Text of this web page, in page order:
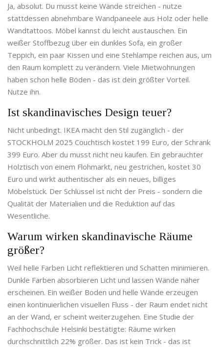
Ja, absolut. Du musst keine Wände streichen - nutze
stattdessen abnehmbare Wandpaneele aus Holz oder helle
Wandtattoos. Möbel kannst du leicht austauschen. Ein
weißer Stoffbezug über ein dunkles Sofa, ein großer
Teppich, ein paar Kissen und eine Stehlampe reichen aus, um
den Raum komplett zu verändern. Viele Mietwohnungen
haben schon helle Böden - das ist dein größter Vorteil.
Nutze ihn.
Ist skandinavisches Design teuer?
Nicht unbedingt. IKEA macht den Stil zugänglich - der
STOCKHOLM 2025 Couchtisch kostet 199 Euro, der Schrank
399 Euro. Aber du musst nicht neu kaufen. Ein gebrauchter
Holztisch von einem Flohmarkt, neu gestrichen, kostet 30
Euro und wirkt authentischer als ein neues, billiges
Möbelstück. Der Schlüssel ist nicht der Preis - sondern die
Qualität der Materialien und die Reduktion auf das
Wesentliche.
Warum wirken skandinavische Räume
größer?
Weil helle Farben Licht reflektieren und Schatten minimieren.
Dunkle Farben absorbieren Licht und lassen Wände näher
erscheinen. Ein weißer Boden und helle Wände erzeugen
einen kontinuierlichen visuellen Fluss - der Raum endet nicht
an der Wand, er scheint weiterzugehen. Eine Studie der
Fachhochschule Helsinki bestätigte: Räume wirken
durchschnittlich 22% größer. Das ist kein Trick - das ist